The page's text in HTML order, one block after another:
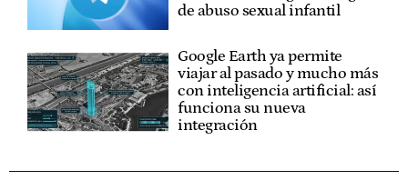
de abuso sexual infantil
Google Earth ya permite
viajar al pasado y mucho más
con inteligencia artificial: así
funciona su nueva
integración